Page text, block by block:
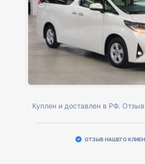
Куплен и доставлен в РФ.
ОТЗЫВ НАШЕГО